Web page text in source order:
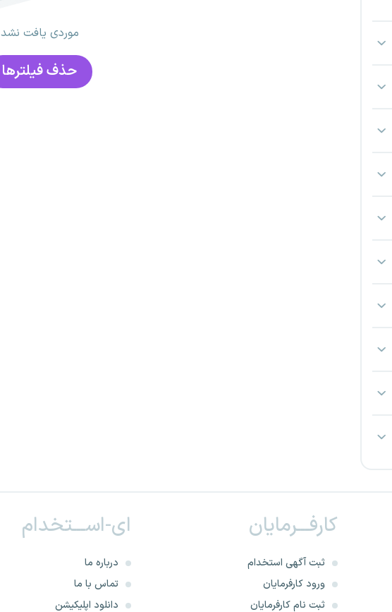
موردی یافت نشد
حذف فیلتر‌ها
کارفـــرمایان
ثبت آگهی استخدام
ورود کارفرمایان
ثبت نام کارفرمایان
ای-اســـتخدام
درباره ما
تماس با ما
دانلود اپلیکیشن